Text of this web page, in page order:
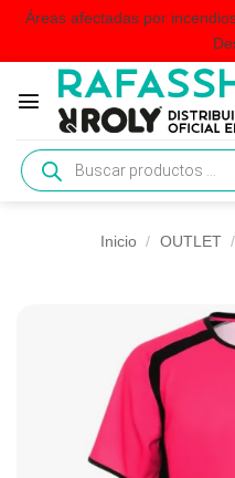
Áreas afectadas por
contenido
Búsqueda
de
productos
Inicio / OUTLET /